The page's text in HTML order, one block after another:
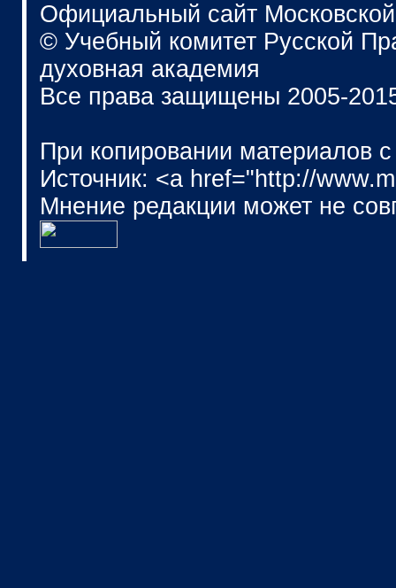
Официальный сайт
© Учебный комитет Русской
духовная академия
Все права защищены 2005-
При копировании материалов
Источник: <a href="http://
Мнение редакции может не